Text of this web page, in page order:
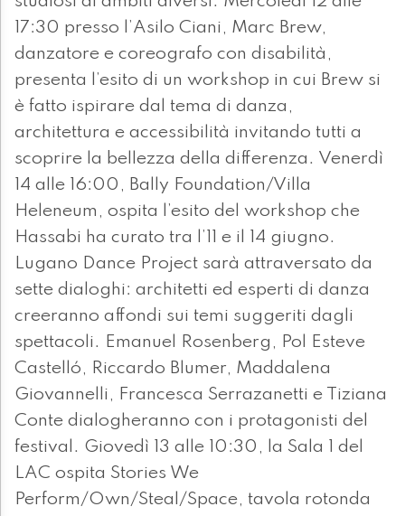
17:30 presso l’Asilo Ciani, Marc Brew,
danzatore e coreografo con disabilità,
presenta l’esito di un workshop in cui Brew si
è fatto ispirare dal tema di danza,
architettura e accessibilità invitando tutti a
scoprire la bellezza della differenza. Venerdì
14 alle 16:00, Bally Foundation/Villa
Heleneum, ospita l’esito del workshop che
Hassabi ha curato tra l’11 e il 14 giugno.
Lugano Dance Project sarà attraversato da
sette dialoghi: architetti ed esperti di danza
creeranno affondi sui temi suggeriti dagli
spettacoli. Emanuel Rosenberg, Pol Esteve
Castelló, Riccardo Blumer, Maddalena
Giovannelli, Francesca Serrazanetti e Tiziana
Conte dialogheranno con i protagonisti del
festival. Giovedì 13 alle 10:30, la Sala 1 del
LAC ospita Stories We
Perform/Own/Steal/Space, tavola rotonda